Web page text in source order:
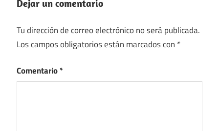
Dejar un comentario
Tu dirección de correo electrónico no será publicada.
Los campos obligatorios están marcados con *
Comentario*